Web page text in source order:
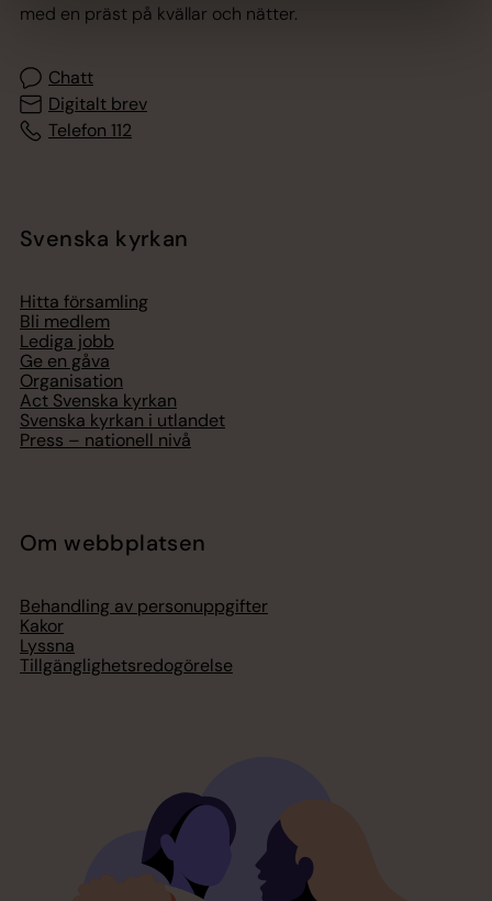
med en präst på kvällar och nätter.
Chatt
Digitalt brev
Telefon 112
Svenska kyrkan
Hitta församling
Bli medlem
Lediga jobb
Ge en gåva
Organisation
Act Svenska kyrkan
Svenska kyrkan i utlandet
Press – nationell nivå
Om webbplatsen
Behandling av personuppgifter
Kakor
Lyssna
Tillgänglighetsredogörelse